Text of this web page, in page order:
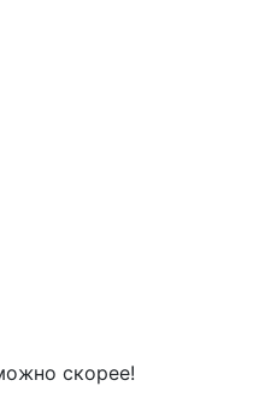
скорее!